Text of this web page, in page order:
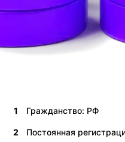
1 Гражданство: РФ
2 Постоянная